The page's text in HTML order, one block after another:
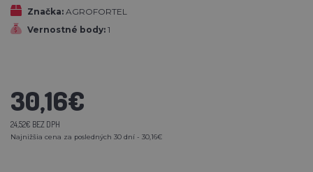
Značka: AGROFORTEL
Vernostné body: 1
30,16€
24,52€ BEZ DPH
Najnižšia cena za posledných 30 dní - 30,16€